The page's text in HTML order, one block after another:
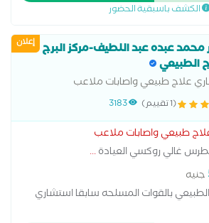
الكشف باسبقية الحضور
إعلان محمد عبده عبد اللطيف-مركز البرج
الطبيعي
علاج طبيعي واصابات ملاعب
(1 تقييم) 3183
طبيعي واصابات ملاعب
غالي روكسي العيادة...
جنيه
بالقوات المسلحه سابقا استشاري